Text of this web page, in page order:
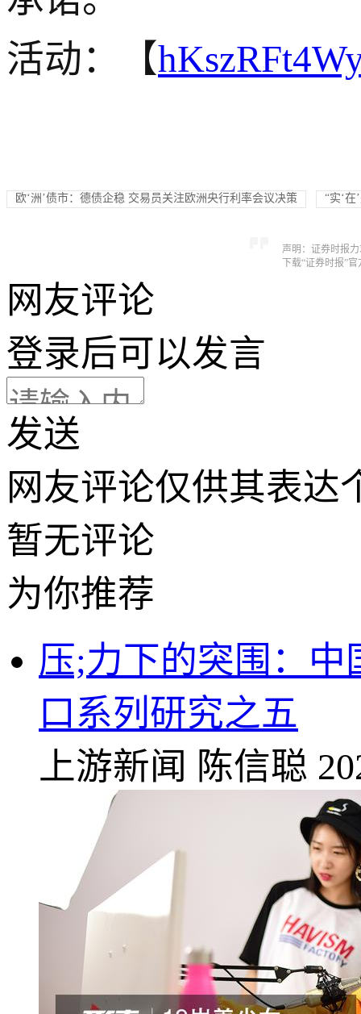
活动：【
欧‘洲’债市：德债企稳 交易员关注欧洲央行利率会议决策 “实‘
声明：证券时报
下载“证券时报”
网友评论
登录后可以发言
发送
网友评论仅供其表达
暂无评论
为你推荐
压;力下的突围：
口系列研究之五
上游新闻 陈信聪